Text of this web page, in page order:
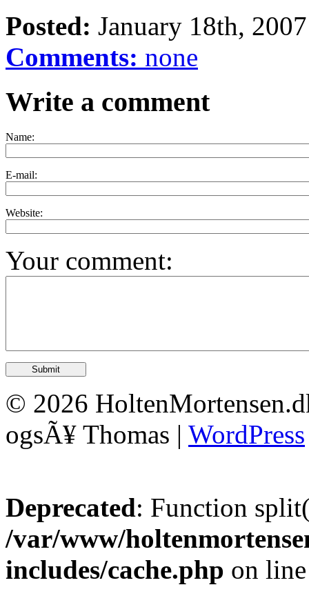
Posted: January 18th,
Comments: none
Write a comment
Name:
E-mail:
Website:
Your comment:
© 2026
ogsÃ¥ Thomas | WordPress
Deprecated: Function
/var/www/
includes/cache.php on